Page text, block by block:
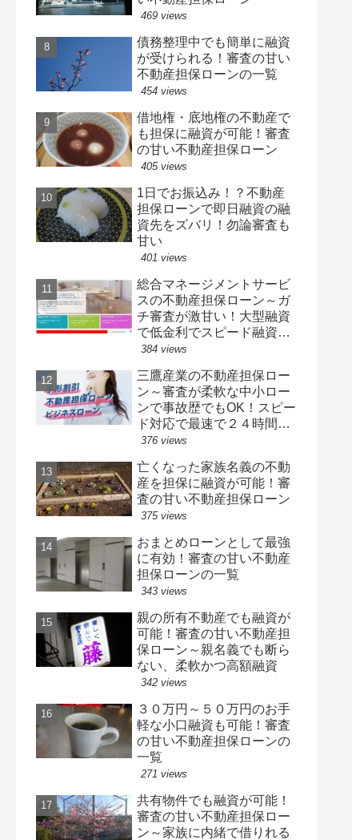
469 views
債務整理中でも簡単に融資
が受けられる！審査の甘い
不動産担保ローンの一覧
454 views
借地権・底地権の不動産で
も担保に融資が可能！審査
の甘い不動産担保ローン
405 views
1日でお振込み！？不動産
担保ローンで即日融資の融
資先をズバリ！勿論審査も
甘い
401 views
総合マネージメントサービ
スの不動産担保ローン～ガ
チ審査が激甘い！大型融資
で低金利でスピード融資☆
定年後の年金暮らしでも借
親族の不動産でも承諾あれ
ばOK
384 views
三鷹産業の不動産担保ロー
ン～審査が柔軟な中小ロー
ンで事故歴でもOK！スピー
ド対応で最速で２４時間以
内に融資可能☆最高１億円
ローン
376 views
亡くなった家族名義の不動
産を担保に融資が可能！審
査の甘い不動産担保ローン
375 views
おまとめローンとして最強
に有効！審査の甘い不動産
担保ローンの一覧
343 views
親の所有不動産でも融資が
可能！審査の甘い不動産担
保ローン～親名義でも断ら
ない、柔軟かつ高額融資
342 views
３０万円～５０万円のお手
軽な小口融資も可能！審査
の甘い不動産担保ローンの
一覧
271 views
共有物件でも融資が可能！
審査の甘い不動産担保ロー
ン～家族に内緒で借りれる